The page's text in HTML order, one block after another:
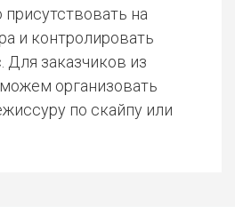
на
и контролировать
Для заказчиков из
организовать
по скайпу или